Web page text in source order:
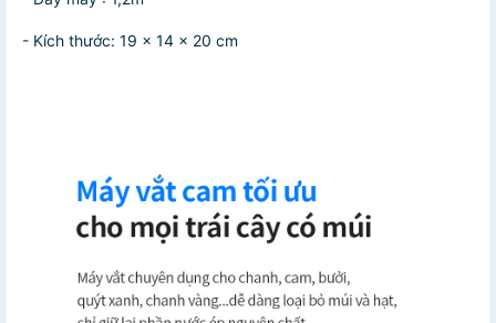
- Kích thước: 19 x 14 x 20 cm